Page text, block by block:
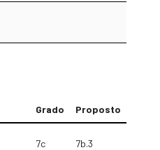
Grado Proposto
7c 7b.3